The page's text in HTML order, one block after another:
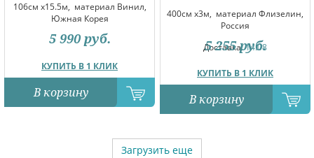
106см x15.5м, материал Винил,
Южная Корея
КУПИТЬ В 1 КЛИК
5 990 руб.
В корзину
400см x3м, материал Флизелин,
Россия
Доставка:14.08
КУПИТЬ В 1 КЛИК
5 255 руб.
В корзину
Загрузить еще